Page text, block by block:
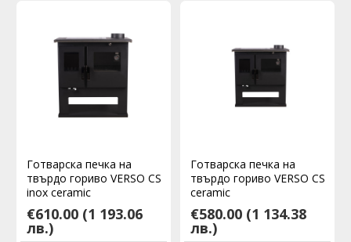
Готварска печка на
твърдо гориво VERSO CS
inox ceramic
€610.00 (1 193.06
лв.)
Готварска печка на
твърдо гориво VERSO CS
ceramic
€580.00 (1 134.38
лв.)